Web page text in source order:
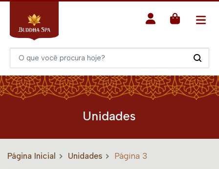
Unidades
Página Inicial Unidades Página 3